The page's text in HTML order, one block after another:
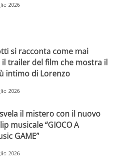
2026
si racconta come mai
il trailer del film che mostra il
intimo di Lorenzo
2026
il mistero con il nuovo
musicale “GIOCO A
GAME”
2026